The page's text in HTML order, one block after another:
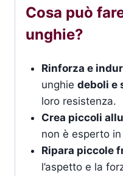
Cosa può
unghie?
Rinforza e
unghie deboli e
loro resistenza.
Crea piccoli
non è esperto
Ripara piccole
l’aspetto e la